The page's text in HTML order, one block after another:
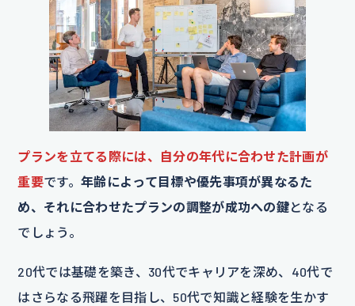
プランを立てる際には、自分の年代に合わせた計画が
重要です。 年齢によって目標や優先事項が異なるた
め、それに合わせたプランの調整が成功への鍵となる
でしょう。
20代では基礎を築き、30代でキャリアを深め、40代で
はさらなる飛躍を目指し、50代で知識と経験を生かす